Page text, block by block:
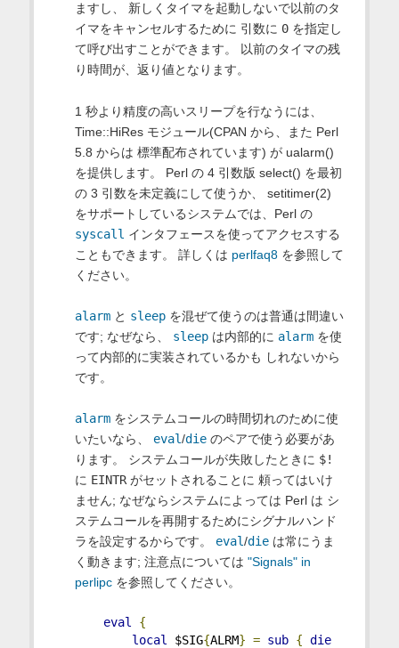
ますし、 新しくタイマを起動しないで以前のタ
イマをキャンセルするために 引数に 0を指定し
て呼び出すことができます。 以前のタイマの残
り時間が、返り値となります。
1 秒より精度の高いスリープを行なうには、
Time::HiRes モジュール(CPAN から、また Perl
5.8 からは 標準配布されています) が ualarm()
を提供します。 Perl の 4 引数版 select() を最初
の 3 引数を未定義にして使うか、 setitimer(2)
をサポートしているシステムでは、Perl の
syscall インタフェースを使ってアクセスする
こともできます。 詳しくは perlfaq8を参照して
ください。
alarmと sleepを混ぜて使うのは普通は間違い
です; なぜなら、 sleepは内部的に alarmを使
って内部的に実装されているかも しれないから
です。
alarmをシステムコールの時間切れのために使
いたいなら、 eval/dieのペアで使う必要があ
ります。 システムコールが失敗したときに $!
に EINTRがセットされることに 頼ってはいけ
ません; なぜならシステムによっては Perl は シ
ステムコールを再開するためにシグナルハンド
ラを設定するからです。 eval/dieは常にうま
く動きます; 注意点については "Signals" in
perlipcを参照してください。
eval
{
local
$SIG{ALRM} = sub { die